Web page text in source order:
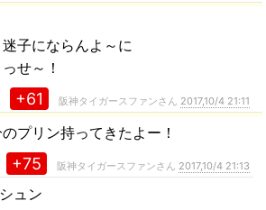
子にならんよ～に
せ～！
+61 阪神タイガースファンさん 2017,10/4 21:11
プリン持ってきたよー！
+75 阪神タイガースファンさん 2017,10/4 21:13
ュン